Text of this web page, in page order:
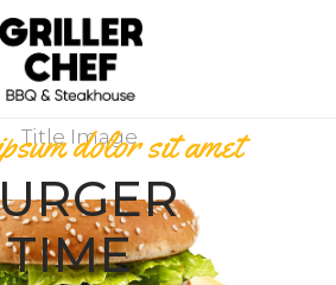
dolor sit amet
TIME